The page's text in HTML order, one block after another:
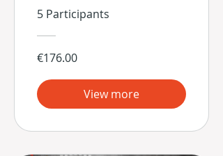
5 Participants
€176.00
View more